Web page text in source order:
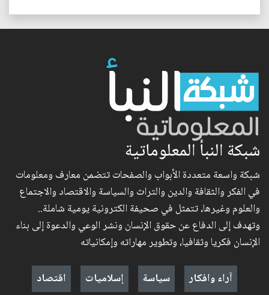
شبكة النبأ المعلوماتية
شبكة واسعة متعددة الأبواب والصفحات تتضمن معارف ومعلومات
في الفكر والثقافة والدين والتراث والسياسة والاقتصاد والاجتماع
والعلوم وغيرها، تتمثل في صحيفة الكترونية يومية شاملة..
وتهدف إلى الدفاع عن حقوق الإنسان ونشر الوعي والدعوة إلى بناء
الإنسان فكريا وثقافيا، وتطوير مهاراته وإمكانياته
آراء وافكار
سياسة إسلاميات اقتصاد